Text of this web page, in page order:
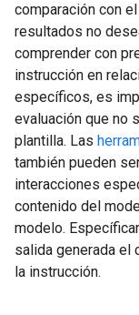
comparación con
resultados no
comprender con
instrucción en
específicos, es
evaluación que no
plantilla. Las
también pueden
interacciones
contenido del
modelo.
salida generada el
la instrucción.